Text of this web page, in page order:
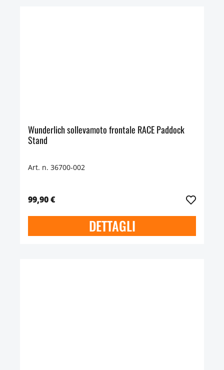
Wunderlich sollevamoto frontale RACE Paddock
Stand
Art. n. 36700-002
99,90 €
DETTAGLI